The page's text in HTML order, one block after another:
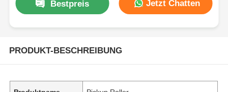
Bestpreis Jetzt Chatten
PRODUKT-BESCHREIBUNG